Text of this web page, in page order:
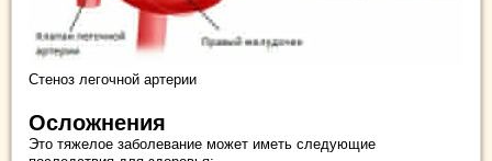
Стеноз легочной артерии
Осложнения
Это тяжелое заболевание может иметь следующие